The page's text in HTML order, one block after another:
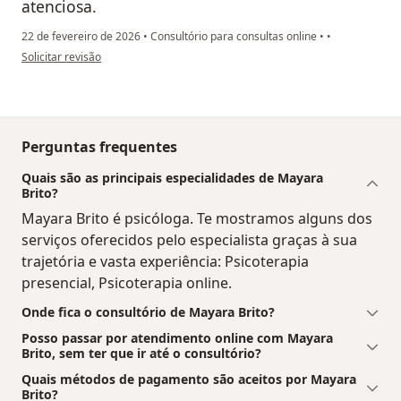
atenciosa.
22 de fevereiro de 2026 • Consultório para consultas online • •
na opinião do utilizador Flávia
Solicitar revisão
Perguntas frequentes
Quais são as principais especialidades de Mayara
Brito?
Mayara Brito é psicóloga. Te mostramos alguns dos
serviços oferecidos pelo especialista graças à sua
trajetória e vasta experiência: Psicoterapia
presencial, Psicoterapia online.
Onde fica o consultório de Mayara Brito?
Posso passar por atendimento online com Mayara
Brito, sem ter que ir até o consultório?
Quais métodos de pagamento são aceitos por Mayara
Brito?